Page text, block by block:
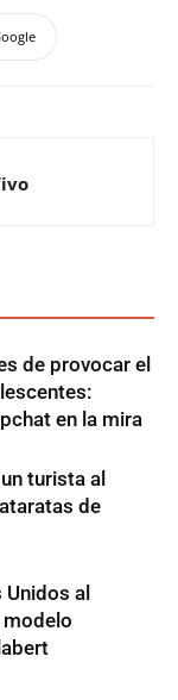
de provocar el
en la mira
turista al
de
Unidos al
modelo